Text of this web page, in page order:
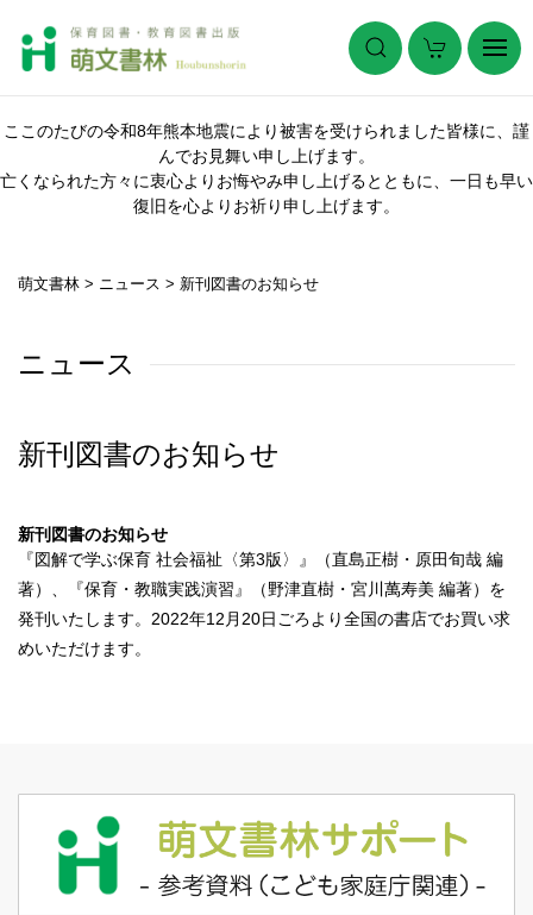
ここのたびの令和8年熊本地震により被害を受けられました皆様に、謹
んでお見舞い申し上げます。
亡くなられた方々に衷心よりお悔やみ申し上げるとともに、一日も早い
復旧を心よりお祈り申し上げます。
萌文書林 > ニュース > 新刊図書のお知らせ
ニュース
新刊図書のお知らせ
新刊図書のお知らせ
『図解で学ぶ保育 社会福祉〈第3版〉 』（直島正樹・原田旬哉 編
著）、『保育・教職実践演習』（野津直樹・宮川萬寿美 編著）を
発刊いたします。2022年12月20日ごろより全国の書店でお買い求
めいただけます。